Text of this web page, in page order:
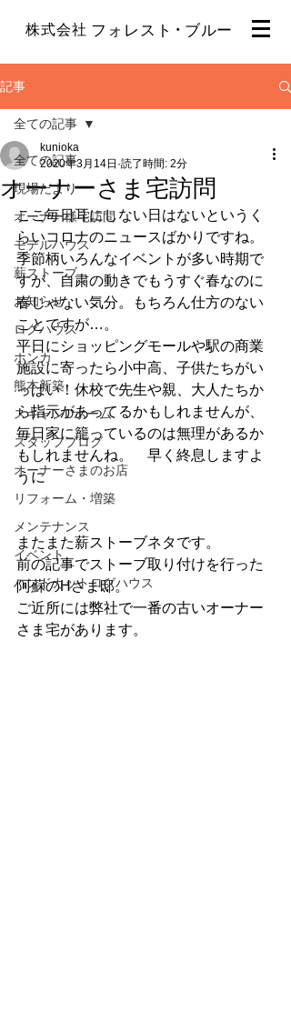
ブルー
株式会社 フォレスト ・
記事
全ての記事
現場だより
オーナー様宅訪問
モデルハウス
薪ストーブ
お知らせ
ログハウス
ホンカ
熊本新築
スキャンDホーム
スタッフブログ
オーナーさまのお店
リフォーム・増築
メンテナンス
イベント
ハンドカットログハウス
全ての記事
オーナーさま宅訪問
kunioka
2020年3月14日 読了時間: 2分
ここ毎日耳にしない日はないというく
らいコロナのニュースばかりですね。
季節柄いろんなイベントが多い時期で
すが、自粛の動きでもうすぐ春なのに
春じゃない気分。もちろん仕方のない
ことですが…。
平日にショッピングモールや駅の商業
施設に寄ったら小中高、子供たちがい
っぱい！休校で先生や親、大人たちか
ら指示があってるかもしれませんが、
毎日家に籠っているのは無理があるか
もしれませんね。　早く終息しますよ
うに
またまた薪ストーブネタです。
前の記事でストーブ取り付けを行った
阿蘇のHさま邸。
ご近所には弊社で一番の古いオーナー
さま宅があります。